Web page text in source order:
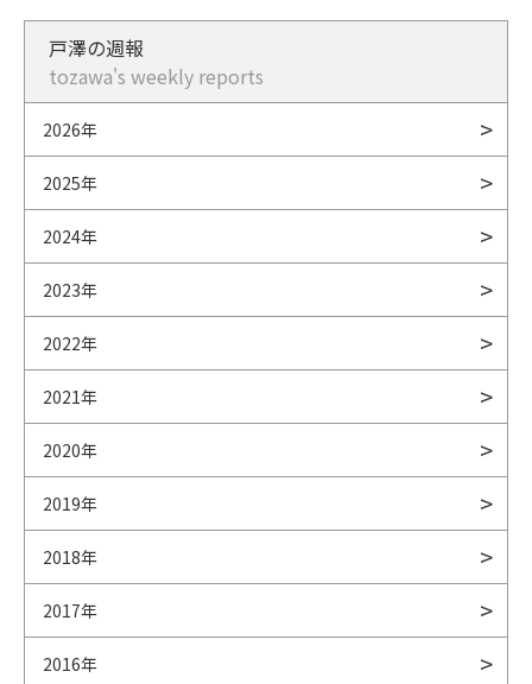
戸澤の週報
tozawa's weekly reports
2026年
2025年
2024年
2023年
2022年
2021年
2020年
2019年
2018年
2017年
2016年